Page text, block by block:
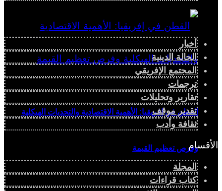
القطن في إفريقيا: الأهمية الاقتصادية والتحديات الهيكلية
وفرص تعظيم القيمة
أخبار
الحالة الدينية
المجتمع الإفريقي
ترجمات
تقارير وتحليلات
تقدير موقف
ثقافة وأدب
الأقسام
المجلة
كتاب قراءات